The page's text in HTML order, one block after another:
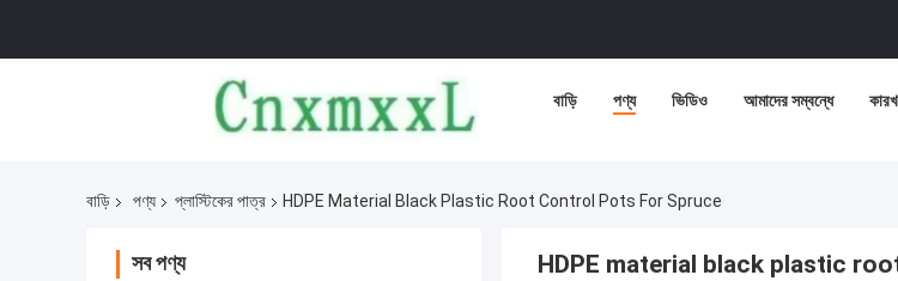
বাড়ি পণ্য ভিডিও আমাদের সম্বন্ধে
বাড়ি পণ্য প্লাস্টিকের পাত্র HDPE Material Black Plastic Root Control Pots For Spruce
সব পণ্য HDPE material black plastic